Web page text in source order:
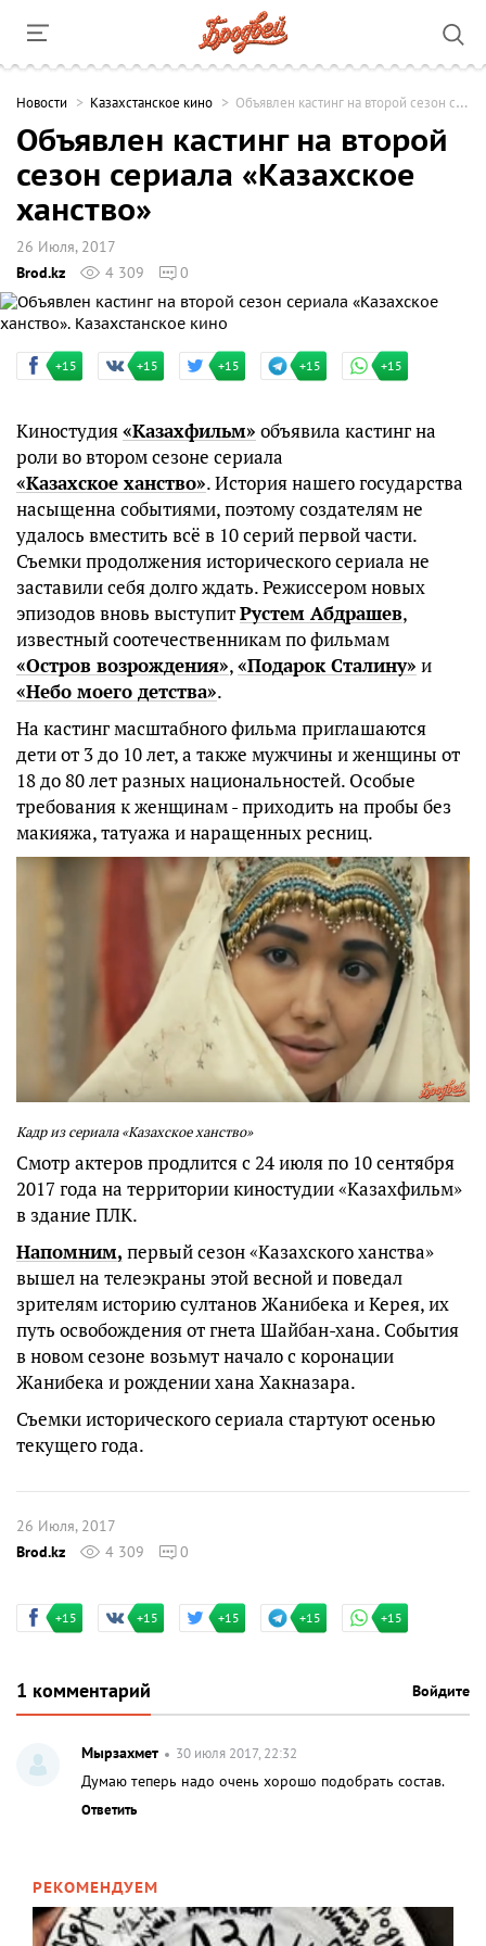
Новости Казахстанское кино Объявлен кастинг на второй сезон сериала «Казахское ханство»
Объявлен кастинг на второй
сезон сериала «Казахское
ханство»
26 Июля, 2017
Brod.kz
4 309 0
+15 +15 +15 +15 +15
Киностудия«Казахфильм» объявила кастинг на
роли во втором сезоне сериала
«Казахское ханство». История нашего государства
насыщенна событиями, поэтому создателям не
удалось вместить всё в 10 серий первой части.
Съемки продолжения исторического сериала не
заставили себя долго ждать. Режиссером новых
эпизодов вновь выступитРустем Абдрашев,
известный соотечественникам по фильмам
«Остров возрождения»,«Подарок Сталину» и
«Небо моего детства».
На кастинг масштабного фильма приглашаются
дети от 3 до 10 лет, а также мужчины и женщины от
18 до 80 лет разных национальностей. Особые
требования к женщинам - приходить на пробы без
макияжа, татуажа и наращенных ресниц.
Кадр из сериала «Казахское ханство»
Смотр актеров продлится с 24 июля по 10 сентября
2017 года на территории киностудии «Казахфильм»
в здание ПЛК.
Напомним, первый сезон «Казахского ханства»
вышел на телеэкраны этой весной и поведал
зрителям историю султанов Жанибека и Керея, их
путь освобождения от гнета Шайбан-хана. События
в новом сезоне возьмут начало с коронации
Жанибека и рождении хана Хакназара.
Съемки исторического сериала стартуют осенью
текущего года.
26 Июля, 2017
Brod.kz
4 309 0
+15 +15 +15 +15 +15
1 комментарий Войдите
Мырзахмет 30 июля 2017, 22:32
Думаю теперь надо очень хорошо подобрать состав.
Ответить
РЕКОМЕНДУЕМ